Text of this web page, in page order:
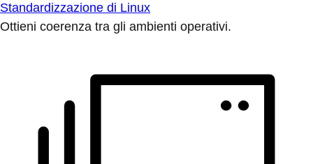
Standardizzazione di Linux
Ottieni coerenza tra gli ambienti operativi.